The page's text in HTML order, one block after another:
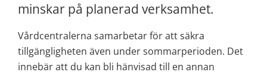
minskar på planerad verksamhet.
Vårdcentralerna samarbetar för att säkra
tillgängligheten även under sommarperioden. Det
innebär att du kan bli hänvisad till en annan